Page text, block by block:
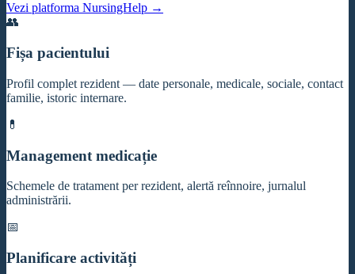
Vezi platforma NursingHelp →
👥
Fișa pacientului
Profil complet rezident — date personale, medicale, sociale, contact
familie, istoric internare.
💊
Management medicație
Schemele de tratament per rezident, alertă reînnoire, jurnalul
administrării.
📅
Planificare activități